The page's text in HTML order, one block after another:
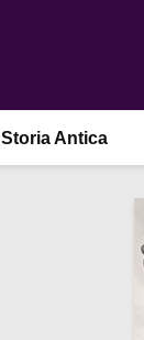
Storia Antica